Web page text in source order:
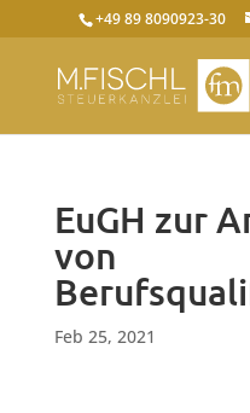
+49 89 8090923-30
EuGH zur
von
Feb 25, 2021